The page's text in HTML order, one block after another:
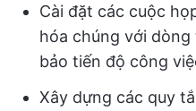
Cài đặt các cuộc
hóa chúng với
bảo tiến độ công
Xây dựng các quy